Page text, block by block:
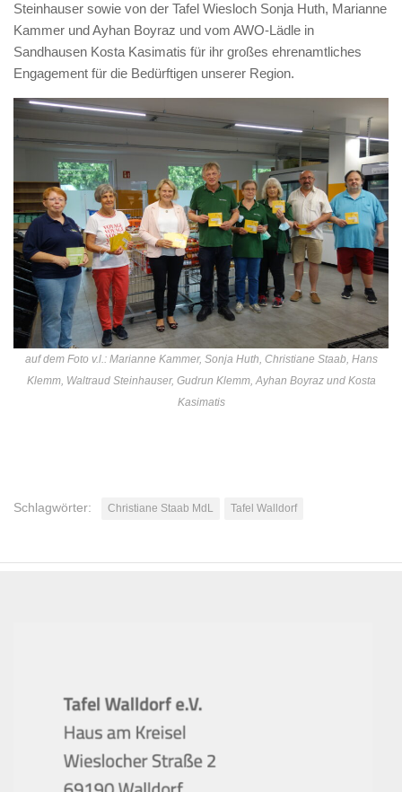
Steinhauser sowie von der Tafel Wiesloch Sonja Huth, Marianne
Kammer und Ayhan Boyraz und vom AWO-Lädle in
Sandhausen Kosta Kasimatis für ihr großes ehrenamtliches
Engagement für die Bedürftigen unserer Region.
auf dem Foto v.l.: Marianne Kammer, Sonja Huth, Christiane Staab, Hans
Klemm, Waltraud Steinhauser, Gudrun Klemm, Ayhan Boyraz und Kosta
Kasimatis
Schlagwörter: Christiane Staab MdL Tafel Walldorf